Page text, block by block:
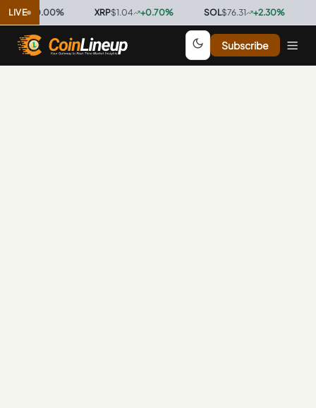
LIVE0.00%· XRP$1.04 +0.70%· SOL$76.31 +2.30%·
Subscribe